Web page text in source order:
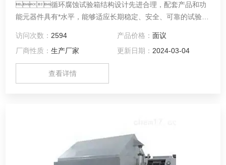
循环腐蚀试验箱结构设计先进合理，配套产品和功
能元器件具有*水平，能够适应长期稳定、安全、可靠的试验需
好的用户界面，使用户的操作和监测都更加简单和直观
访问次数： 2594 产品价格： 面议
厂商性质：生产厂家 更新日期： 2024-03-04
查看详情